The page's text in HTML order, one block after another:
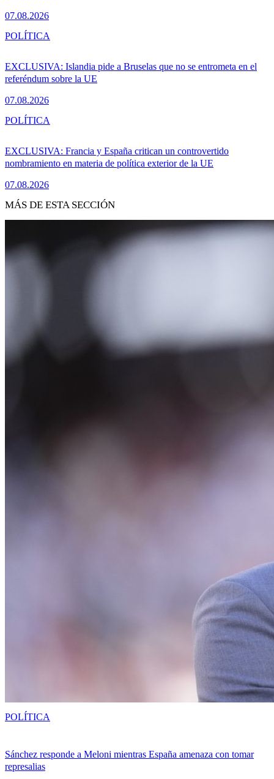
07.08.2026
EXCLUSIVA: Islandia pide a Bruselas que no se entrometa en el
referéndum sobre la UE
07.08.2026
POLÍTICA
EXCLUSIVA: Francia y España critican un controvertido
nombramiento en materia de política exterior de la UE
07.08.2026
POLÍTICA
MÁS DE ESTA SECCIÓN
Sánchez responde a Meloni mientras España amenaza con tomar
represalias
POLÍTICA